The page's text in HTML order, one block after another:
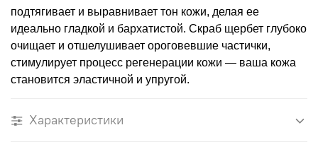
подтягивает и выравнивает тон кожи, делая ее
идеально гладкой и бархатистой. Скраб щербет глубоко
очищает и отшелушивает ороговевшие частички,
стимулирует процесс регенерации кожи — ваша кожа
становится эластичной и упругой.
Характеристики